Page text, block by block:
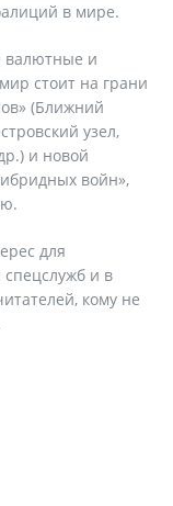
в мире.
валютные и
стоит на грани
(Ближний
узел,
и новой
войн»,
для
спецслужб и в
кому не